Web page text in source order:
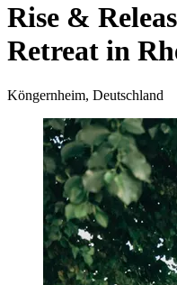
Rise &
Retreat in
Köngernheim, Deutschland